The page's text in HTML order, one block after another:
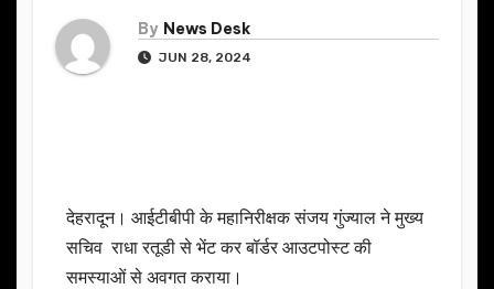
By News Desk
JUN 28, 2024
देहरादून। आईटीबीपी के महानिरीक्षक संजय गुंज्याल ने मुख्य
सचिव राधा रतूडी से भेंट कर बॉर्डर आउटपोस्ट की
समस्याओं से अवगत कराया।